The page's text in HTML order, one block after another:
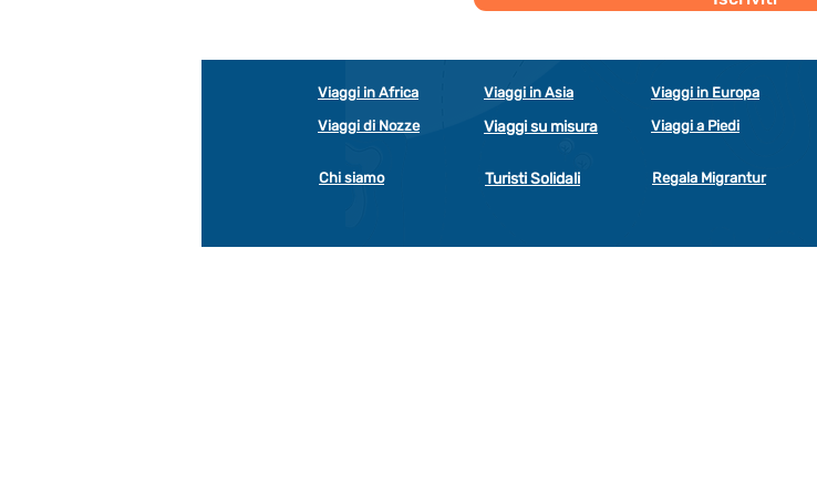
Viaggi in Africa Viaggi in Asia Viaggi in Europa
Viaggi di Nozze
Viaggi su misura Viaggi a Piedi
Chi siamo Turisti Solidali Regala Migrantur